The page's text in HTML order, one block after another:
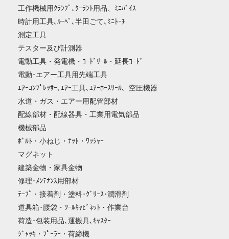
工作機械用ｸﾗﾝﾌﾟ､ｸｰﾗﾝﾄ用品、ﾐﾆﾊﾞｲｽ
時計用工具､ﾙｰﾍﾟ､半田ごて､ﾐﾆﾄｰﾁ
測定工具
テスター及び計測器
電動工具・発電機・ｺｰﾄﾞﾘｰﾙ・延長ｺｰﾄﾞ
電動･エアー工具用先端工具
ｴｱｰｺﾝﾌﾟﾚｯｻｰ､ｴｱｰ工具､ｴｱｰﾎｰｽﾘｰﾙ、空圧機器
水道・ガス・エアー用配管部材
配線部材・配線器具・工業用電気部品
機械部品
ﾎﾞﾙﾄ・小ねじ・ﾅｯﾄ・ﾜｯｼｬｰ
マグネット
建築金物・家具金物
修理･ﾒﾝﾃﾅﾝｽ用部材
ﾃｰﾌﾟ・接着剤・塗料･ｸﾞﾘｰｽ･潤滑剤
道具箱･腰袋・ﾂｰﾙｷｬﾋﾞﾈｯﾄ・作業台
荷造･包装用品､運搬具､ｷｬｽﾀｰ
ｼﾞｬｯｷ・ﾌﾟｰﾗｰ・荷締機